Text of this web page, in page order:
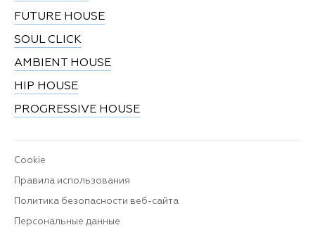
FUTURE HOUSE
SOUL CLICK
AMBIENT HOUSE
HIP HOUSE
PROGRESSIVE HOUSE
Cookie
Правила использования
Политика безопасности веб-сайта
Персональные данные